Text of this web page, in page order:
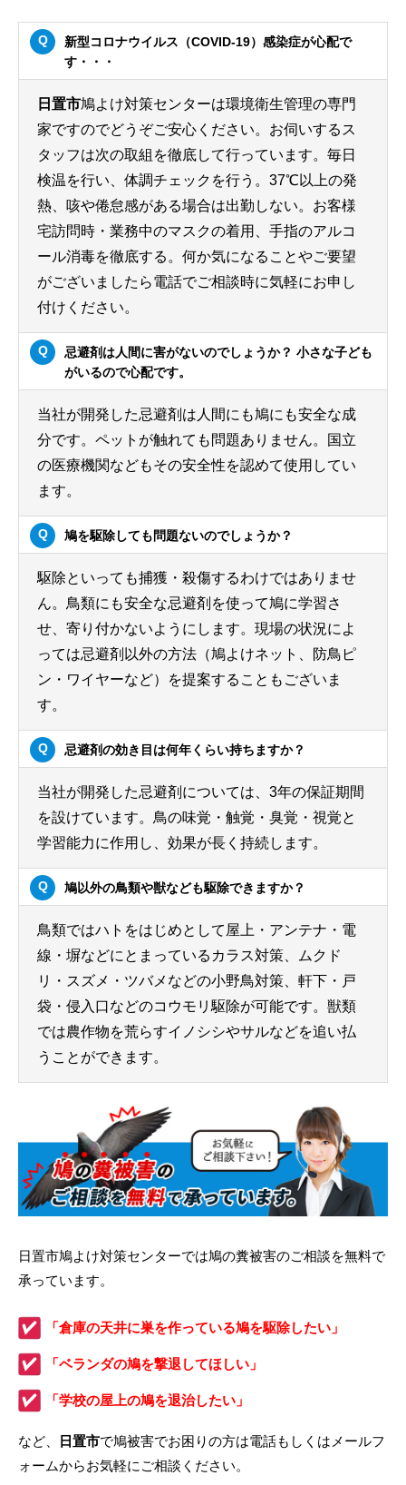
新型コロナウイルス（COVID-19）感染症が心配で
す・・・
日置市鳩よけ対策センターは環境衛生管理の専門
家ですのでどうぞご安心ください。お伺いするス
タッフは次の取組を徹底して行っています。毎日
検温を行い、体調チェックを行う。37℃以上の発
熱、咳や倦怠感がある場合は出勤しない。お客様
宅訪問時・業務中のマスクの着用、手指のアルコ
ール消毒を徹底する。何か気になることやご要望
がございましたら電話でご相談時に気軽にお申し
付けください。
忌避剤は人間に害がないのでしょうか？ 小さな子ども
がいるので心配です。
当社が開発した忌避剤は人間にも鳩にも安全な成
分です。ペットが触れても問題ありません。国立
の医療機関などもその安全性を認めて使用してい
ます。
鳩を駆除しても問題ないのでしょうか？
駆除といっても捕獲・殺傷するわけではありませ
ん。鳥類にも安全な忌避剤を使って鳩に学習さ
せ、寄り付かないようにします。現場の状況によ
っては忌避剤以外の方法（鳩よけネット、防鳥ピ
ン・ワイヤーなど）を提案することもございま
す。
忌避剤の効き目は何年くらい持ちますか？
当社が開発した忌避剤については、3年の保証期間
を設けています。鳥の味覚・触覚・臭覚・視覚と
学習能力に作用し、効果が長く持続します。
鳩以外の鳥類や獣なども駆除できますか？
鳥類ではハトをはじめとして屋上・アンテナ・電
線・塀などにとまっているカラス対策、ムクド
リ・スズメ・ツバメなどの小野鳥対策、軒下・戸
袋・侵入口などのコウモリ駆除が可能です。獣類
では農作物を荒らすイノシシやサルなどを追い払
うことができます。
日置市鳩よけ対策センターでは鳩の糞被害のご相談を無料で
承っています。
「倉庫の天井に巣を作っている鳩を駆除したい」
「ベランダの鳩を撃退してほしい」
「学校の屋上の鳩を退治したい」
など、 日置市で鳩被害でお困りの方は電話もしくはメールフ
ォームからお気軽にご相談ください。